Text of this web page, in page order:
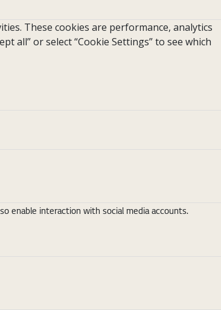
These cookies are performance, analytics
all” or select “Cookie Settings” to see which
enable interaction with social media accounts.